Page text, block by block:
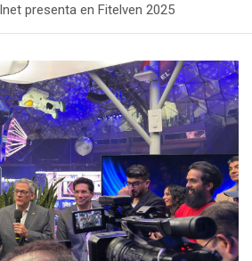
presenta en Fitelven 2025